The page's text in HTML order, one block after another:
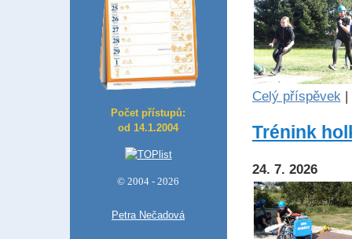
Počet přístupů:
od 14.1.2004
© 2004 - 2026
Petra Nečadová
Celý příspěvek |
Trénink
24. 7. 2026